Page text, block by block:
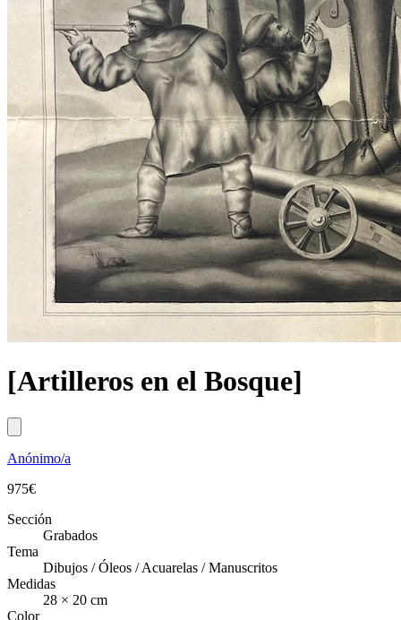
[Artilleros en el Bosque]
Anónimo/a
975€
Sección
Grabados
Tema
Dibujos / Óleos / Acuarelas / Manuscritos
Medidas
28 × 20 cm
Color